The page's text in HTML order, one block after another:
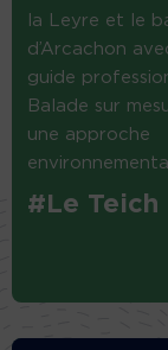
la Leyre et le
d’Arcachon
guide
Balade sur
une approche
#Le Teich